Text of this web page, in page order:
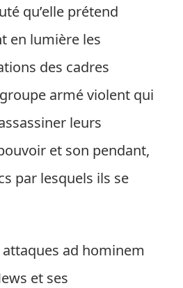
qu’elle prétend
en lumière les
des cadres
armé violent qui
leurs
et son pendant,
par lesquels ils se
attaques ad hominem
et ses